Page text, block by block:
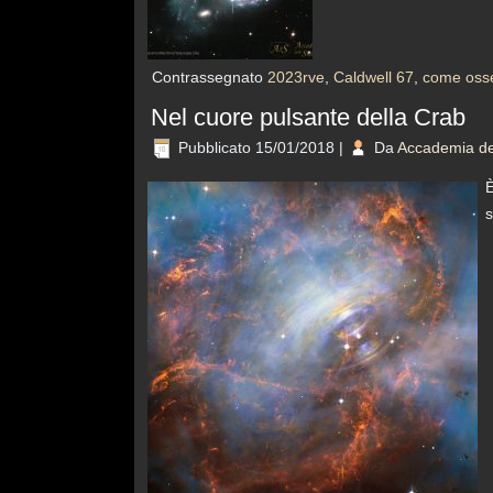
Contrassegnato 2023rve Caldwell 67 come
Nel cuore pulsante della Crab
Pubblicato 15/01/2018 | Da Accademia